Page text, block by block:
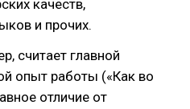
качеств,
и прочих.
считает главной
опыт работы («Как во
отличие от